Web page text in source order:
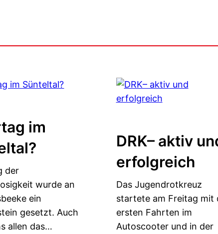
im
der
wurde an
ein
gesetzt. Auch
allen das…
DRK– aktiv
erfolgreich
Das Jugendrotkreuz
startete am Freitag mit
ersten Fahrten im
Autoscooter und in der